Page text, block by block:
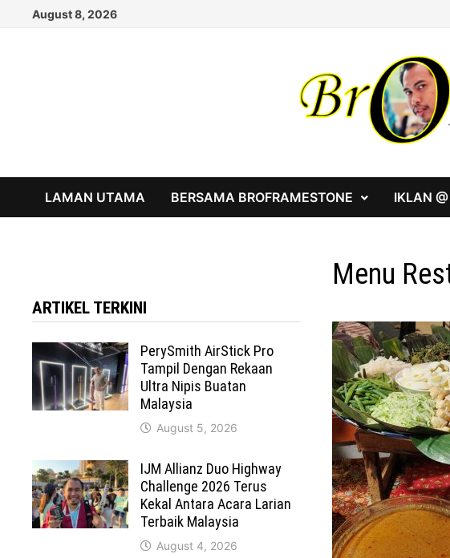
August 8, 2026
LAMAN UTAMA BERSAMA BROFRAMESTONE IKLAN
Menu
ARTIKEL TERKINI
PerySmith AirStick Pro
Tampil Dengan Rekaan
Ultra Nipis Buatan
Malaysia
August 5, 2026
IJM Allianz Duo Highway
Challenge 2026 Terus
Kekal Antara Acara Larian
Terbaik Malaysia
August 4, 2026